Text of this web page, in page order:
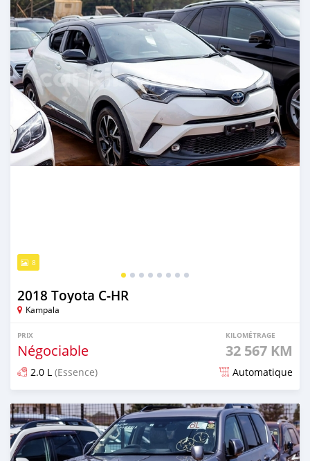
8
2018 Toyota C-HR
Kampala
PRIX
Négociable
KILOMÉTRAGE
32 567 KM
2.0 L (Essence) Automatique
Publié il y a 4 jours